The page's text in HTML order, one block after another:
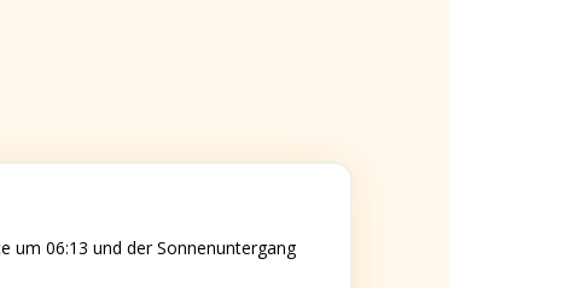
um 06:13 und der Sonnenuntergang